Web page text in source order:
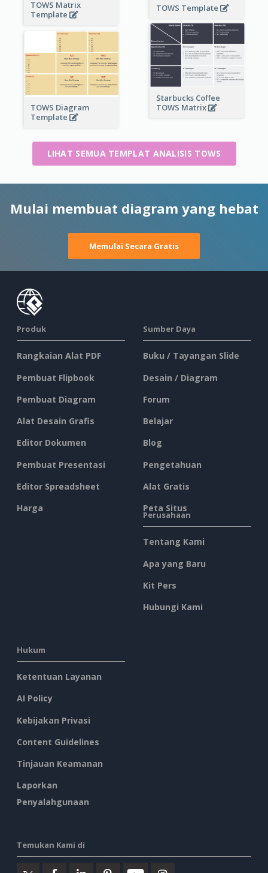
TOWS Matrix
Template
TOWS Template
Starbucks Coffee
TOWS Matrix
TOWS Diagram
Template
LIHAT SEMUA TEMPLAT ANALISIS TOWS
Mulai membuat diagram yang hebat
Memulai Secara Gratis
Produk
Rangkaian Alat PDF
Pembuat Flipbook
Pembuat Diagram
Alat Desain Grafis
Editor Dokumen
Pembuat Presentasi
Editor Spreadsheet
Harga
Sumber Daya
Buku / Tayangan Slide
Desain / Diagram
Forum
Belajar
Blog
Pengetahuan
Alat Gratis
Peta Situs
Perusahaan
Tentang Kami
Apa yang Baru
Kit Pers
Hubungi Kami
Hukum
Ketentuan Layanan
AI Policy
Kebijakan Privasi
Content Guidelines
Tinjauan Keamanan
Laporkan
Penyalahgunaan
Temukan Kami di